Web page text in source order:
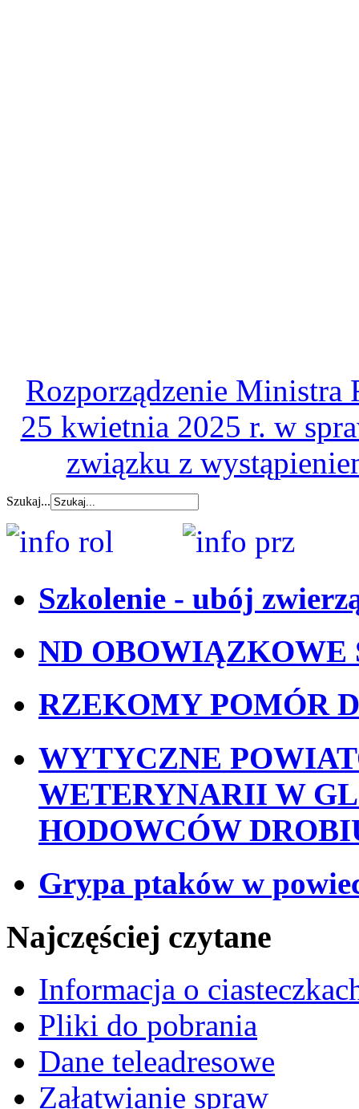
Rozporządzenie
25 kwietnia 2025 r. w
związku z
Szukaj...
Szkolenie - ubój
ND OBOWIĄZKOWE
RZEKOMY POMÓR
WYTYCZNE
WETERYNARII W
HODOWCÓW
Grypa ptaków w
Najczęściej czytane
Informacja o
Pliki do pobrania
Dane teleadresowe
Załatwianie spraw